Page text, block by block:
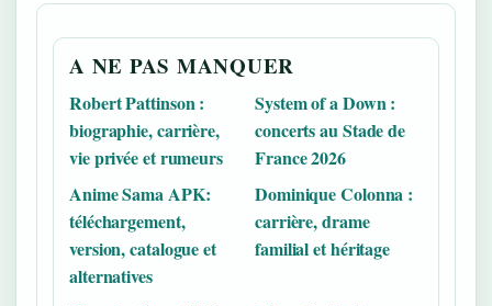
A NE PAS MANQUER
Robert Pattinson :
biographie, carrière,
vie privée et rumeurs
System of a Down :
concerts au Stade de
France 2026
Anime Sama APK:
téléchargement,
version, catalogue et
alternatives
Dominique Colonna :
carrière, drame
familial et héritage